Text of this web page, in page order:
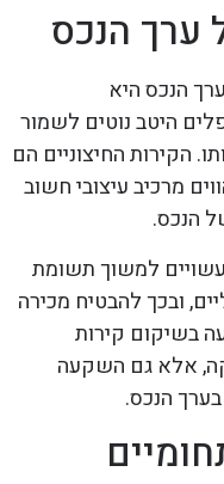
הנכס
הנכס היא
היטב נוטים לשמור
הקירות החיצוניים הם
מרכיב עיצובי חשוב
הנכס.
למשוך תשומת
ובכך להבטיח מכירה
בשיקום קירות
אלא גם השקעה
הנכס.